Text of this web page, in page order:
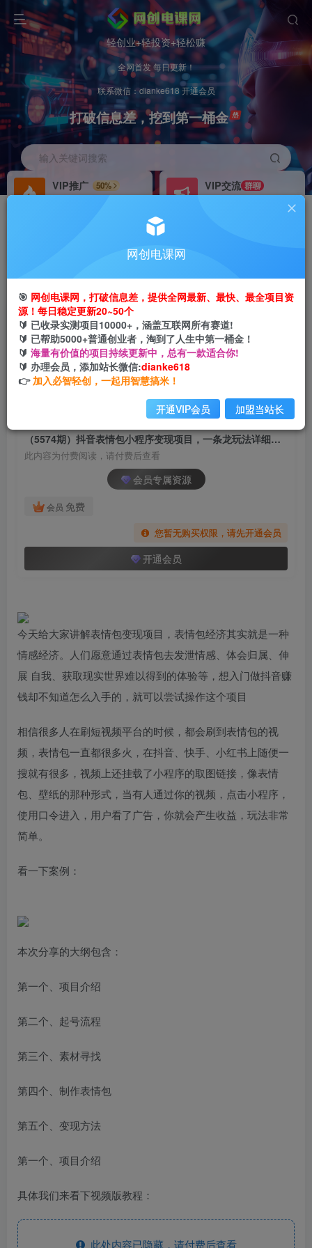
轻创业+轻投资+轻松赚
全网首发 每日更新！
联系微信：dianke618 开通会员
打破信息差，挖到第一桶金
输入关键词搜索
VIP推广
50%
VIP交流 群聊
研究探讨更多创业项目路子。
搭建同款网站，自己当老板
（5574期）抖音表情包小程序变现项目，一条龙
玩法详细大解析，视频版学习！
网创电课网
2年前发布
1066 199
（5574期）抖音表情包小程序变现项目，一条龙玩法详细大解析，视频版学习！
此内容为付费阅读，请付费后查看
会员专属资源
会员 免费
您暂无购买权限，请先开通会员
开通会员
今天给大家讲解表情包变现项目，表情包经济其实就是一种
情感经济。人们愿意通过表情包去发泄情感、体会归属、伸
展 自我、获取现实世界难以得到的体验等，想入门做抖音赚
钱却不知道怎么入手的，就可以尝试操作这个项目
相信很多人在刷短视频平台的时候，都会刷到表情包的视
频，表情包一直都很多火，在抖音、快手、小红书上随便一
搜就有很多，视频上还挂载了小程序的取图链接，像表情
包、壁纸的那种形式，当有人通过你的视频，点击小程序，
使用口令进入，用户看了广告，你就会产生收益，玩法非常
简单。
看一下案例：
本次分享的大纲包含：
第一个、项目介绍
第二个、起号流程
第三个、素材寻找
第四个、制作表情包
第五个、变现方法
第一个、项目介绍
具体我们来看下视频版教程：
此处内容已隐藏，请付费后查看
网创电课网
🎯 网创电课网，打破信息差，提供全网最新、最快、最全项目资
源！每日稳定更新20~50个
🔰 已收录实测项目10000+，涵盖互联网所有赛道!
🔰 已帮助5000+普通创业者，淘到了人生中第一桶金！
🔰 海量有价值的项目持续更新中，总有一款适合你!
🔰 办理会员，添加站长微信:dianke618
👉 加入必智轻创，一起用智慧搞米！
开通VIP会员 加盟当站长